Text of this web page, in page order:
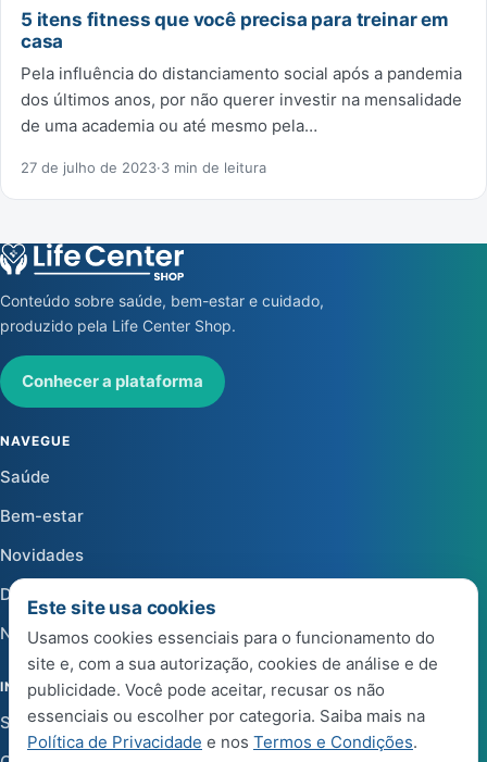
5 itens fitness que você precisa para treinar em
casa
Pela influência do distanciamento social após a pandemia
dos últimos anos, por não querer investir na mensalidade
de uma academia ou até mesmo pela…
27 de julho de 2023·3 min de leitura
Conteúdo sobre saúde, bem-estar e cuidado,
produzido pela Life Center Shop.
Conhecer a plataforma
NAVEGUE
Saúde
Bem-estar
Novidades
Dicas
Notícias
INSTITUCIONAL
Sobre a Life Center Shop
Este site usa cookies
Usamos cookies essenciais para o funcionamento do
site e, com a sua autorização, cookies de análise e de
publicidade. Você pode aceitar, recusar os não
essenciais ou escolher por categoria. Saiba mais na
Política de Privacidade e nos Termos e Condições.